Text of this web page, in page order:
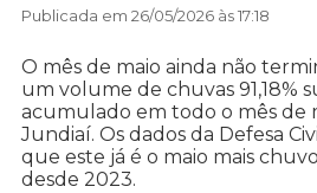
Publicada em 26/05/2026 às 17:18
O mês de maio ainda não
um volume de chuvas 91,18%
acumulado em todo o mês de
Jundiaí. Os dados da Defesa
que este já é o maio mais
desde 2023.